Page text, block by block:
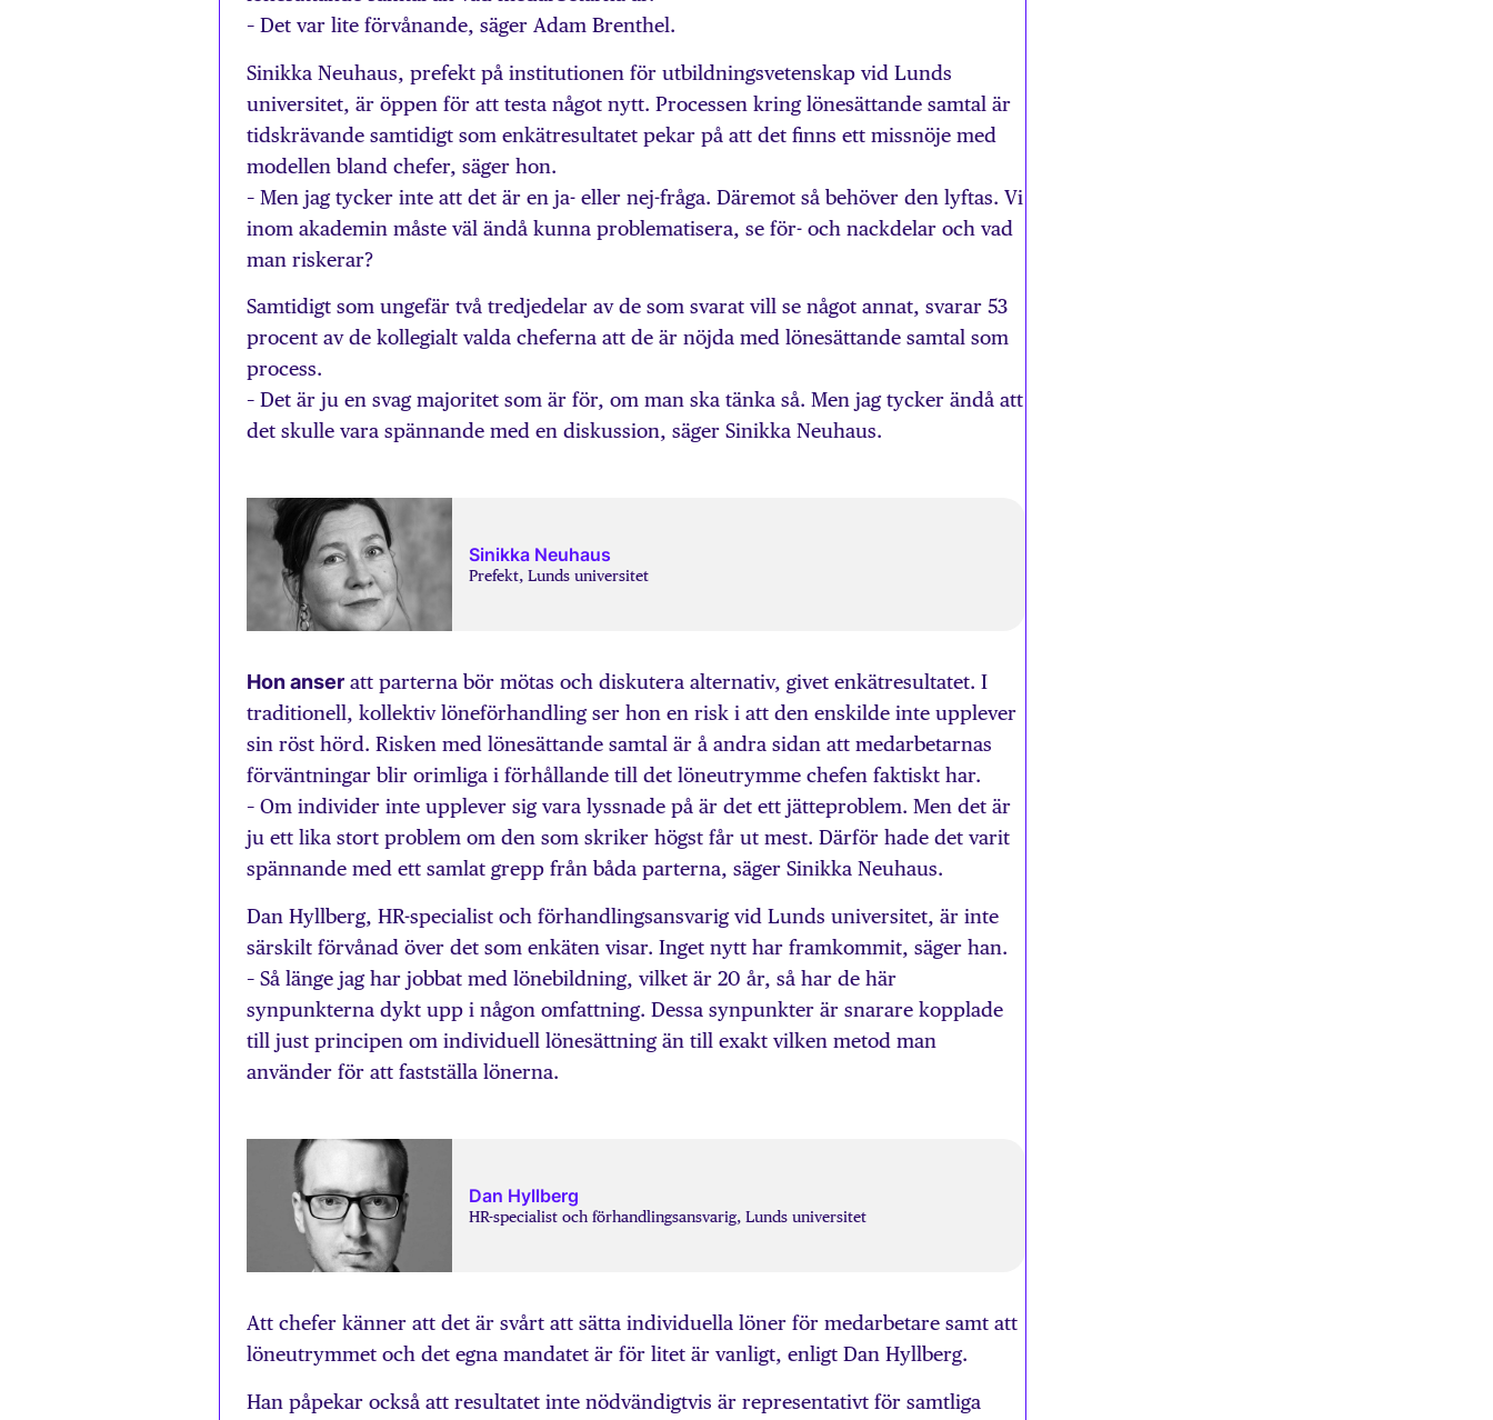
– Det var lite förvånande, säger Adam Brenthel.
Sinikka Neuhaus, prefekt på institutionen för utbildningsvetenskap vid Lunds
universitet, är öppen för att testa något nytt. Processen kring lönesättande samtal är
tidskrävande samtidigt som enkätresultatet pekar på att det finns ett missnöje med
modellen bland chefer, säger hon.
– Men jag tycker inte att det är en ja- eller nej-fråga. Däremot så behöver den lyftas. Vi
inom akademin måste väl ändå kunna problematisera, se för- och nackdelar och vad
man riskerar?
Samtidigt som ungefär två tredjedelar av de som svarat vill se något annat, svarar 53
procent av de kollegialt valda cheferna att de är nöjda med lönesättande samtal som
process.
– Det är ju en svag majoritet som är för, om man ska tänka så. Men jag tycker ändå att
det skulle vara spännande med en diskussion, säger Sinikka Neuhaus.
Sinikka Neuhaus
Prefekt, Lunds universitet
Hon anser att parterna bör mötas och diskutera alternativ, givet enkätresultatet. I
traditionell, kollektiv löneförhandling ser hon en risk i att den enskilde inte upplever
sin röst hörd. Risken med lönesättande samtal är å andra sidan att medarbetarnas
förväntningar blir orimliga i förhållande till det löneutrymme chefen faktiskt har.
– Om individer inte upplever sig vara lyssnade på är det ett jätteproblem. Men det är
ju ett lika stort problem om den som skriker högst får ut mest. Därför hade det varit
spännande med ett samlat grepp från båda parterna, säger Sinikka Neuhaus.
Dan Hyllberg, HR-specialist och förhandlingsansvarig vid Lunds universitet, är inte
särskilt förvånad över det som enkäten visar. Inget nytt har framkommit, säger han.
– Så länge jag har jobbat med lönebildning, vilket är 20 år, så har de här
synpunkterna dykt upp i någon omfattning. Dessa synpunkter är snarare kopplade
till just principen om individuell lönesättning än till exakt vilken metod man
använder för att fastställa lönerna.
Dan Hyllberg
HR-specialist och förhandlingsansvarig, Lunds universitet
Att chefer känner att det är svårt att sätta individuella löner för medarbetare samt att
löneutrymmet och det egna mandatet är för litet är vanligt, enligt Dan Hyllberg.
Han påpekar också att resultatet inte nödvändigtvis är representativt för samtliga